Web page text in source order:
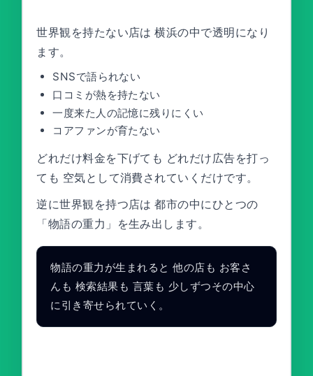
世界観を持たない店は 横浜の中で透明になり
ます。
SNSで語られない
口コミが熱を持たない
一度来た人の記憶に残りにくい
コアファンが育たない
どれだけ料金を下げても どれだけ広告を打っ
ても 空気として消費されていくだけです。
逆に世界観を持つ店は 都市の中にひとつの
「物語の重力」を生み出します。
物語の重力が生まれると 他の店も お客さ
んも 検索結果も 言葉も 少しずつその中心
に引き寄せられていく。